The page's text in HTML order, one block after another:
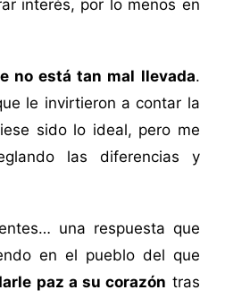
interés, por lo menos en
no está tan mal llevada.
le invirtieron a contar la
sido lo ideal, pero me
las diferencias y
una respuesta que
en el pueblo del que
paz a su corazón tras